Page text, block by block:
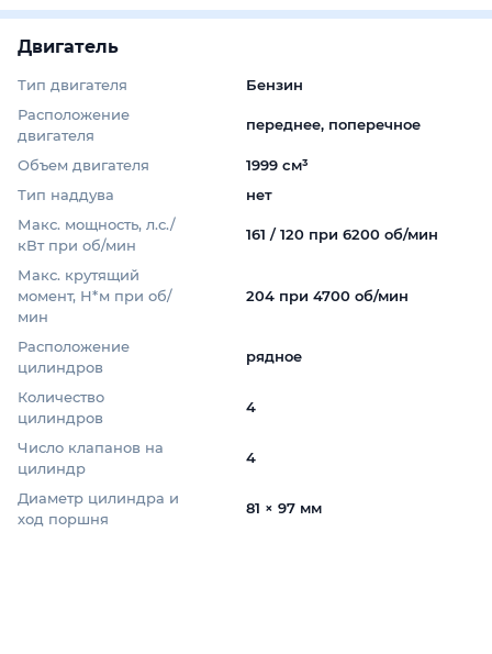
Двигатель
Тип двигателя
Бензин
Расположение
двигателя
переднее, поперечное
Объем двигателя
1999 см³
Тип наддува
нет
Макс. мощность, л.с./
кВт при об/мин
161 / 120 при 6200 об/мин
Макс. крутящий
момент, Н*м при об/
мин
204 при 4700 об/мин
Расположение
цилиндров
рядное
Количество
цилиндров
4
Число клапанов на
цилиндр
4
Диаметр цилиндра и
ход поршня
81 × 97 мм